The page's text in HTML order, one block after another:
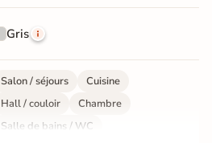
Gris
Salon / séjours
Cuisine
Hall / couloir
Chambre
Salle de bains / WC